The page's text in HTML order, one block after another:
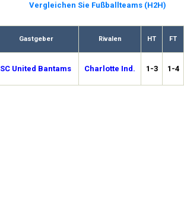
Vergleichen Sie Fußballteams (H2H)
Gastgeber Rivalen HT FT
SC United Bantams Charlotte Ind. 1-3 1-4